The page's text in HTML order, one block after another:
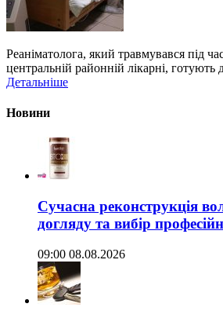
Реаніматолога, який травмувався під
центральній районній лікарні, готують
Детальніше
Новини
Сучасна реконструкція
догляду та вибір
09:00 08.08.2026